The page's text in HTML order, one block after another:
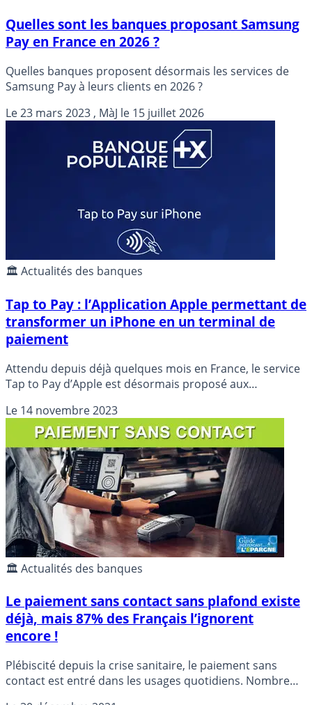
Quelles sont les banques proposant Samsung
Pay en France en 2026 ?
Quelles banques proposent désormais les services de
Samsung Pay à leurs clients en 2026 ?
Le23 mars 2023 , MàJ le 15 juillet 2026
🏛️ Actualités des banques
Tap to Pay : l’Application Apple permettant de
transformer un iPhone en un terminal de
paiement
Attendu depuis déjà quelques mois en France, le service
Tap to Pay d’Apple est désormais proposé aux
Le 14 novembre 2023
🏛️ Actualités des banques
Le paiement sans contact sans plafond existe
déjà, mais 87% des Français l’ignorent
encore !
Plébiscité depuis la crise sanitaire, le paiement sans
contact est entré dans les usages quotidiens. Nombre